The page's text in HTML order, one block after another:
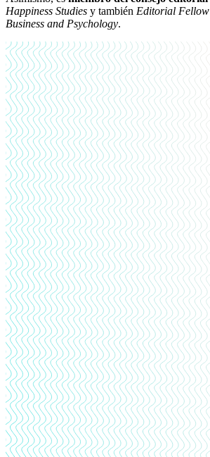
Happiness Studies y también Editorial Fellow
Business and Psychology.